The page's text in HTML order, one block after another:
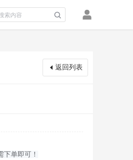
返回列表
单即可！